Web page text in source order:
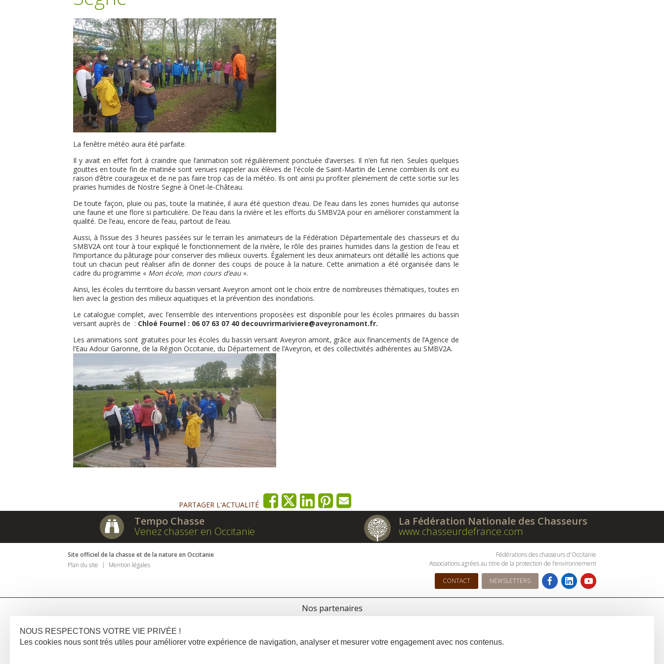
La fenêtre météo aura été parfaite.
Il y avait en effet fort à craindre que l’animation soit régulièrement ponctuée d’averses. Il n’en fut rien. Seules quelques
gouttes en toute fin de matinée sont venues rappeler aux élèves de l'école de Saint-Martin de Lenne combien ils ont eu
raison d’être courageux et de ne pas faire trop cas de la météo. Ils ont ainsi pu profiter pleinement de cette sortie sur les
prairies humides de Nostre Segne à Onet-le-Château.
De toute façon, pluie ou pas, toute la matinée, il aura été question d’eau. De l’eau dans les zones humides qui autorise
une faune et une flore si particulière. De l’eau dans la rivière et les efforts du SMBV2A pour en améliorer constamment la
qualité. De l’eau, encore de l’eau, partout de l’eau.
Aussi, à l’issue des 3 heures passées sur le terrain les animateurs de la Fédération Départementale des chasseurs et du
SMBV2A ont tour à tour expliqué le fonctionnement de la rivière, le rôle des prairies humides dans la gestion de l’eau et
l’importance du pâturage pour conserver des milieux ouverts. Également les deux animateurs ont détaillé les actions que
tout un chacun peut réaliser afin de donner des coups de pouce à la nature. Cette animation a été organisée dans le
cadre du programme « Mon école, mon cours d’eau».
Ainsi, les écoles du territoire du bassin versant Aveyron amont ont le choix entre de nombreuses thématiques, toutes en
lien avec la gestion des milieux aquatiques et la prévention des inondations.
Le catalogue complet, avec l’ensemble des interventions proposées est disponible pour les écoles primaires du bassin
versant auprès de : Chloé Fournel : 06 07 63 07 40 decouvrirmariviere@aveyronamont.fr.
Les animations sont gratuites pour les écoles du bassin versant Aveyron amont, grâce aux financements de l’Agence de
l’Eau Adour Garonne, de la Région Occitanie, du Département de l’Aveyron, et des collectivités adhérentes au SMBV2A.
PARTAGER L'ACTUALITÉ
Tempo Chasse
Venez chasser en Occitanie
La Fédération Nationale des Chasseurs
www.chasseurdefrance.com
Site officiel de la chasse et de la nature en Occitanie
Plan du site
Mention légales
Fédérations des chasseurs d'Occitanie
Associations agrées au titre de la protection de l’environnement
CONTACT NEWSLETTERS
Nos partenaires
NOUS RESPECTONS VOTRE VIE PRIVÉE !
Les cookies nous sont trés utiles pour améliorer votre expérience de navigation, analyser et mesurer votre engagement avec nos contenus.